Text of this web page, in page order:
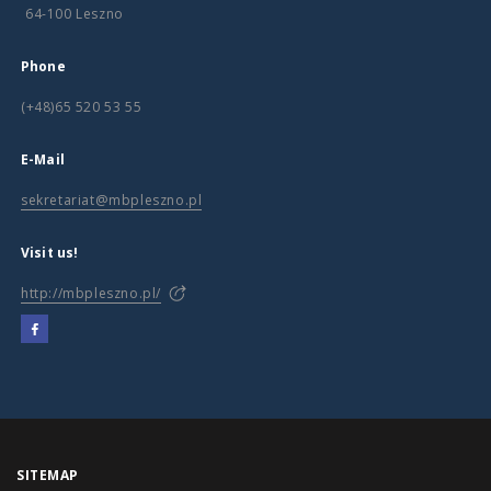
64-100 Leszno
Phone
(+48)65 520 53 55
E-Mail
sekretariat@mbpleszno.pl
Visit us!
http://mbpleszno.pl/
SITEMAP